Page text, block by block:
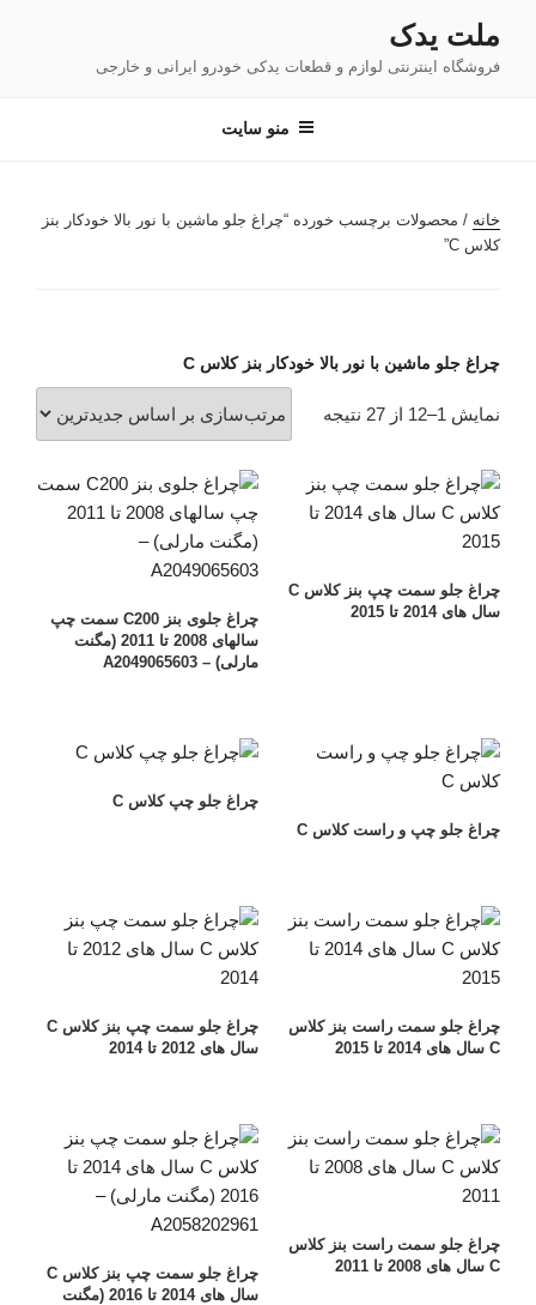
محتوا
ملت یدک
فروشگاه اینترنتی لوازم و قطعات یدکی خودرو ایرانی و خارجی
منو سایت
خانه / محصولات برچسب خورده “چراغ جلو ماشین با نور بالا خودکار بنز
کلاس C”
چراغ جلو ماشین با نور بالا خودکار بنز کلاس C
نمایش 1–12 از 27 نتیجه
مرتب‌سازی
جدیدترین
چراغ جلو سمت چپ بنز کلاس C
سال های 2014 تا 2015
چراغ جلوی بنز C200 سمت چپ
سالهای 2008 تا 2011 (مگنت
مارلی) – A2049065603
چراغ جلو چپ و راست کلاس C
چراغ جلو چپ کلاس C
چراغ جلو سمت راست بنز کلاس
C سال های 2014 تا 2015
چراغ جلو سمت چپ بنز کلاس C
سال های 2012 تا 2014
چراغ جلو سمت راست بنز کلاس
C سال های 2008 تا 2011
چراغ جلو سمت چپ بنز کلاس C
سال های 2014 تا 2016 (مگنت